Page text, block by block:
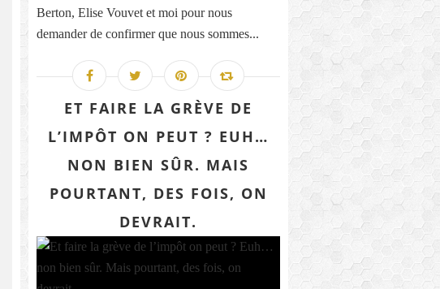
Berton, Elise Vouvet et moi pour nous
demander de confirmer que nous sommes...
ET FAIRE LA GRÈVE DE
L’IMPÔT ON PEUT ? EUH…
NON BIEN SÛR. MAIS
POURTANT, DES FOIS, ON
DEVRAIT.